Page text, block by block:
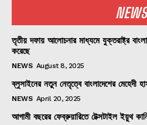
NEWS
তৃতীয় দফায় আলোচনার মাধ্যমে যুক্তরাষ্ট্র
করেছে
NEWS August 8, 2025
ব্লুসাইনের নতুন নেতৃত্বে বাংলাদেশের মেহেদী
NEWS April 20, 2025
আগামী বছরের ফেব্রুয়ারিতে টেক্সটাইল ইয়ুথ